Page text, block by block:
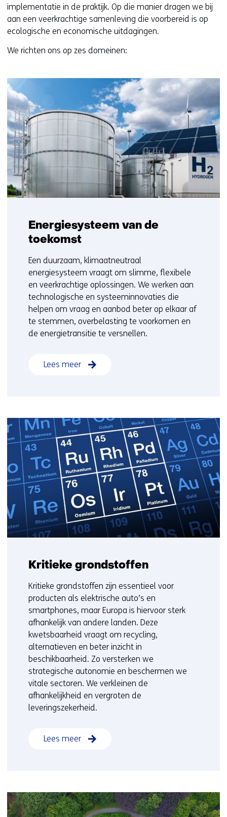
g
e
n
implementatie in de praktijk. Op die manier dragen we bij
aan een veerkrachtige samenleving die voorbereid is op
ecologische en economische uitdagingen.
We richten ons op zes domeinen:
Energiesysteem van de
toekomst
Een duurzaam, klimaatneutraal
energiesysteem vraagt om slimme, flexibele
en veerkrachtige oplossingen. We werken aan
technologische en systeeminnovaties die
helpen om vraag en aanbod beter op elkaar af
te stemmen, overbelasting te voorkomen en
de energietransitie te versnellen.
Lees meer
Kritieke grondstoffen
Kritieke grondstoffen zijn essentieel voor
producten als elektrische auto’s en
smartphones, maar Europa is hiervoor sterk
afhankelijk van andere landen. Deze
kwetsbaarheid vraagt om recycling,
alternatieven en beter inzicht in
beschikbaarheid. Zo versterken we
strategische autonomie en beschermen we
vitale sectoren. We verkleinen de
afhankelijkheid en vergroten de
leveringszekerheid.
Lees meer